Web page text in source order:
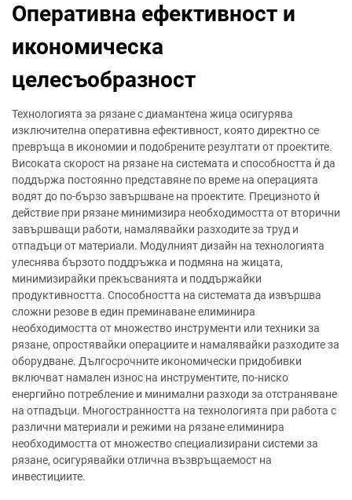
Оперативна ефективност и
икономическа
целесъобразност
Технологията за рязане с диамантена жица осигурява
изключителна оперативна ефективност, която директно се
превръща в икономии и подобрените резултати от проектите.
Високата скорост на рязане на системата и способността ѝ да
поддържа постоянно представяне по време на операцията
водят до по-бързо завършване на проектите. Прецизното ѝ
действие при рязане минимизира необходимостта от вторични
завършващи работи, намалявайки разходите за труд и
отпадъци от материали. Модулният дизайн на технологията
улеснява бързото поддръжка и подмяна на жицата,
минимизирайки прекъсванията и поддържайки
продуктивността. Способността на системата да извършва
сложни резове в един преминаване елиминира
необходимостта от множество инструменти или техники за
рязане, опростявайки операциите и намалявайки разходите за
оборудване. Дългосрочните икономически придобивки
включват намален износ на инструментите, по-ниско
енергийно потребление и минимални разходи за отстраняване
на отпадъци. Многостранността на технологията при работа с
различни материали и режими на рязане елиминира
необходимостта от множество специализирани системи за
рязане, осигурявайки отлична възвръщаемост на
инвестициите.